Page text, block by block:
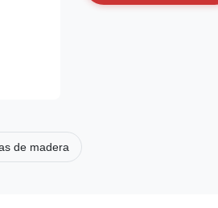
de madera